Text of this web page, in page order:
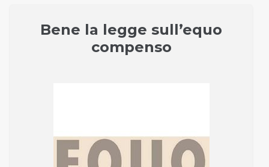
Bene la legge sull’equo
compenso